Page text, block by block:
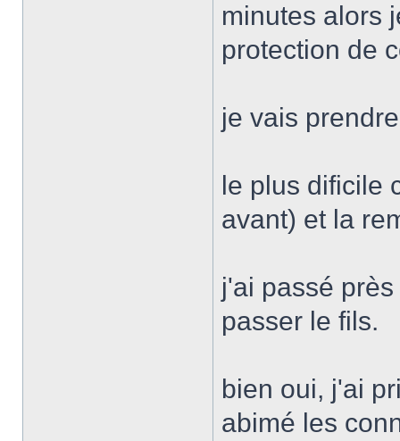
minutes alors
protection de
je vais
le plus dificile
avant) et la
j'ai passé
passer le fils.
bien oui, j'ai
abimé les